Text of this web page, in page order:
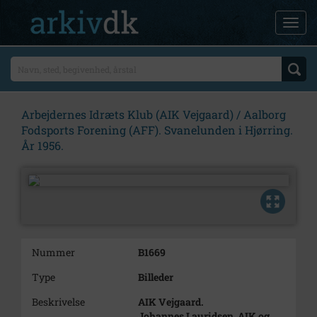
Arbejdernes Idræts Klub (AIK Vejgaard) / Aalborg
Fodsports Forening (AFF). Svanelunden i Hjørring.
År 1956.
Nummer
B1669
Type
Billeder
Beskrivelse
AIK Vejgaard.